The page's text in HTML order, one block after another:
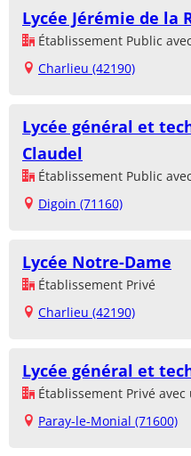
Lycée Jérémie de la
Établissement Public
Charlieu (42190)
Lycée général et
Claudel
Établissement Public
Digoin (71160)
Lycée Notre-Dame
Établissement Privé
Charlieu (42190)
Lycée général et
Établissement Privé
Paray-le-Monial (71600)